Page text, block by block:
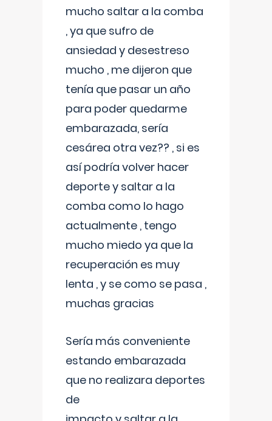
mucho saltar a la comba
, ya que sufro de
ansiedad y desestreso
mucho , me dijeron que
tenía que pasar un año
para poder quedarme
embarazada, sería
cesárea otra vez?? , si es
así podría volver hacer
deporte y saltar a la
comba como lo hago
actualmente , tengo
mucho miedo ya que la
recuperación es muy
lenta , y se como se pasa ,
muchas gracias
Sería más conveniente
estando embarazada
que no realizara deportes
de